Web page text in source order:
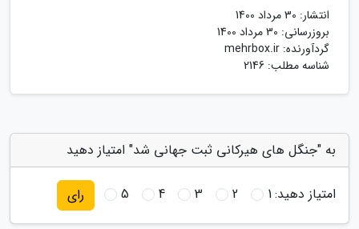
انتشار: 30 مرداد 1400
بروزرسانی: 30 مرداد 1400
گردآورنده: mehrbox.ir
شناسه مطلب: 2146
به "جنگل های هیرکانی ثبت جهانی شد" امتیاز دهید
امتیاز دهید:1
2
3
4
5 رای